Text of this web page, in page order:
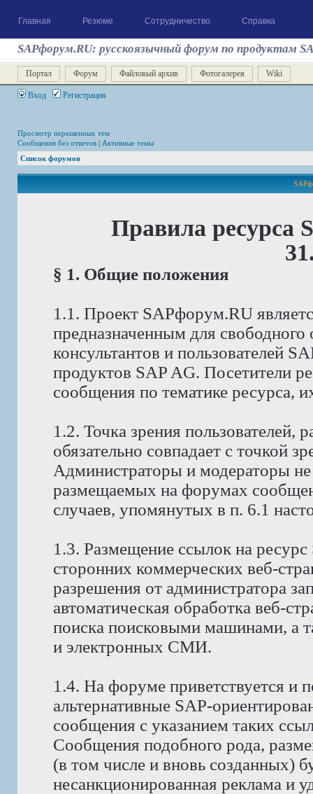
Главная Резюме Сотрудничество Справка
SAPфорум.RU: русскоязычный форум по продуктам
Портал Форум Файловый архив Фотогалерея Wiki
Вход Регистрация
Просмотр нерешенных тем
Сообщения без ответов | Активные темы
Список форумов
Правила ресурса
§ 1. Общие положения
1.1. Проект SAPфорум.RU
предназначенным для
консультантов и пользователей
продуктов SAP AG. Посетители
сообщения по тематике ресурса,
1.2. Точка зрения
обязательно совпадает с точкой
Администраторы и модераторы не
размещаемых на форумах
случаев, упомянутых в п. 6.1
1.3. Размещение ссылок на
сторонних коммерческих веб-
разрешения от администратора
автоматическая обработка веб-
поиска поисковыми машинами, а
и электронных СМИ.
1.4. На форуме приветствуется и
альтернативные SAP-
сообщения с указанием таких
Сообщения подобного рода,
(в том числе и вновь созданных)
несанкционированная реклама и